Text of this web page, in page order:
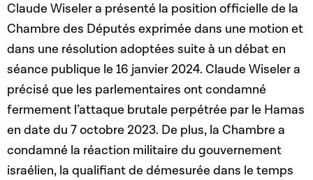
Claude Wiseler a présenté la position officielle de la
Chambre des Députés exprimée dans une motion et
dans une résolution adoptées suite à un débat en
séance publique le 16 janvier 2024. Claude Wiseler a
précisé que les parlementaires ont condamné
fermement l’attaque brutale perpétrée par le Hamas
en date du 7 octobre 2023. De plus, la Chambre a
condamné la réaction militaire du gouvernement
israélien, la qualifiant de démesurée dans le temps